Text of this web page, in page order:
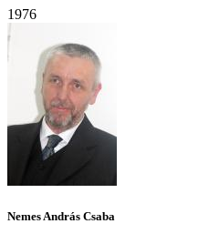
1976
Nemes András Csaba